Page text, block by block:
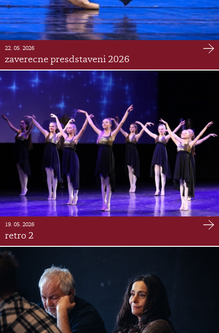
22. 05. 2026
zaverecne presdstaveni 2026
19. 05. 2026
retro 2